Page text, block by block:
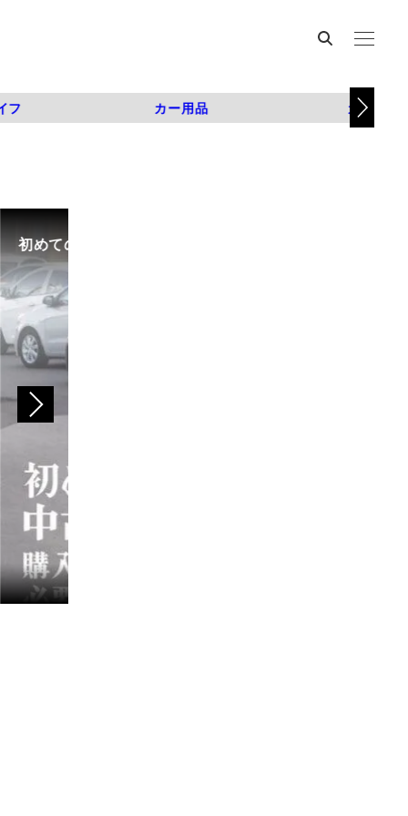
フ カー用品 カスタム
初めての中古車選び、購入時の流れや必要な書類などに